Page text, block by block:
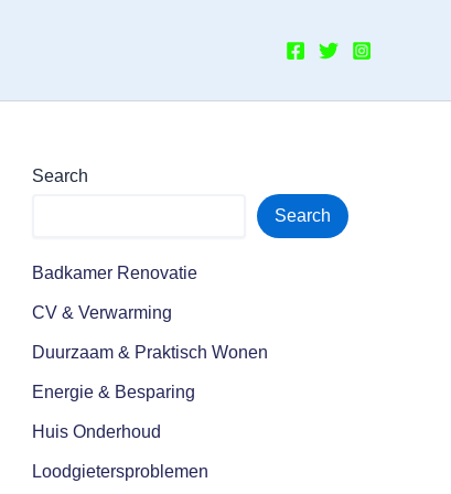
Search
Search
Badkamer Renovatie
CV & Verwarming
Duurzaam & Praktisch Wonen
Energie & Besparing
Huis Onderhoud
Loodgietersproblemen